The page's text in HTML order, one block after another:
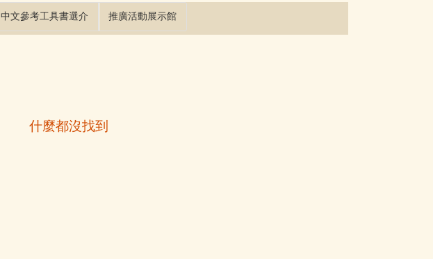
中文參考工具書選介 推廣活動展示館
什麼都沒找到